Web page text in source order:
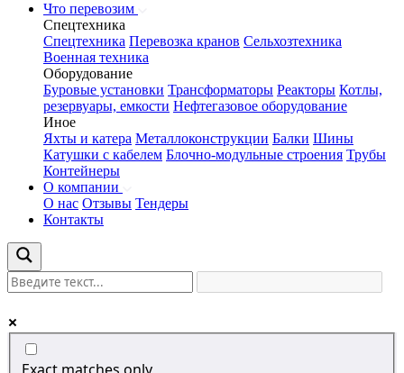
Что перевозим
Спецтехника
Спецтехника Перевозка кранов Сельхозтехника
Военная техника
Оборудование
Буровые установки Трансформаторы Реакторы Котлы,
резервуары, емкости Нефтегазовое оборудование
Иное
Яхты и катера Металлоконструкции Балки Шины
Катушки с кабелем Блочно-модульные строения Трубы
Контейнеры
О компании
О нас Отзывы Тендеры
Контакты
Exact matches only